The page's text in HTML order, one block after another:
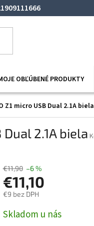
OBĽÚBENÉ PRODUKTY
Z1 micro USB Dual 2.1A biela
2.1A biela
€11,90 –6 %
€11,10
€9 bez DPH
Jednotková
cena:
Skladom u nás